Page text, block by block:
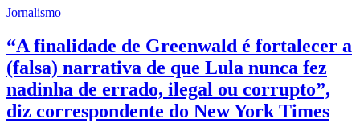
Jornalismo
“A finalidade de Greenwald é fortalecer a
(falsa) narrativa de que Lula nunca fez
nadinha de errado, ilegal ou corrupto”,
diz correspondente do New York Times